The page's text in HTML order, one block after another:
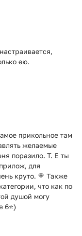
ею.
прикольное там
желаемые
поразило. Т. Е ты
для
круто. 🍭 Также
что как по
душой могу
6⭐)